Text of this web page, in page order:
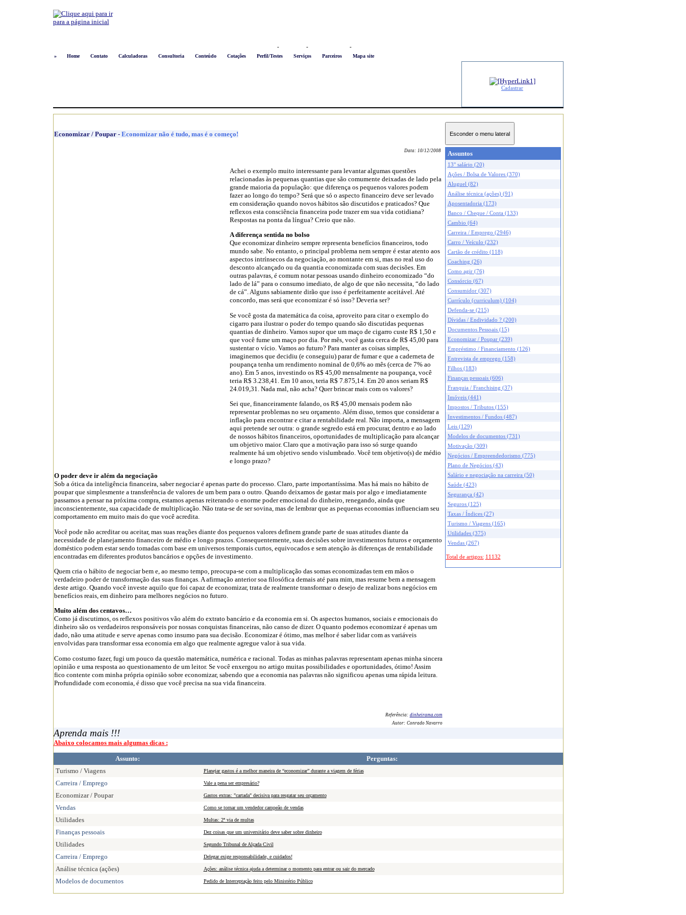
- - -
»
Home Contato Calculadoras Consultoria Conteúdo Cotações Perfil/Testes Serviços Parceiros Mapa site
Cadastrar
Assuntos
13° salário (20)
Ações / Bolsa de Valores (370)
Aluguel (82)
Análise técnica (ações) (91)
Aposentadoria (173)
Banco / Cheque / Conta (133)
Cambio (64)
Carreira / Emprego (2946)
Carro / Veículo (232)
Cartão de crédito (118)
Coaching (26)
Como agir (76)
Consórcio (67)
Consumidor (307)
Currículo (curriculum) (104)
Defenda-se (215)
Dívidas / Endividado ? (200)
Documentos Pessoais (15)
Economizar / Poupar (239)
Empréstimo / Financiamento (126)
Entrevista de emprego (158)
Filhos (183)
Finanças pessoais (606)
Franquia / Franchising (37)
Imóveis (441)
Impostos / Tributos (155)
Investimentos / Fundos (487)
Leis (129)
Modelos de documentos (731)
Motivação (309)
Negócios / Empreendedorismo (775)
Plano de Negócios (43)
Salário e negociação na carreira (50)
Saúde (423)
Segurança (42)
Seguros (125)
Taxas / Índices (27)
Turismo / Viagens (165)
Utilidades (375)
Vendas (267)
Total de artigos: 11132
Economizar / Poupar- Economizar não é tudo, mas é o começo!
Data: 10/12/2008
Achei o exemplo muito interessante para levantar algumas questões
relacionadas às pequenas quantias que são comumente deixadas de lado pela
grande maioria da população: que diferença os pequenos valores podem
fazer ao longo do tempo? Será que só o aspecto financeiro deve ser levado
em consideração quando novos hábitos são discutidos e praticados? Que
reflexos esta consciência financeira pode trazer em sua vida cotidiana?
Respostas na ponta da língua? Creio que não.
A diferença sentida no bolso
Que economizar dinheiro sempre representa benefícios financeiros, todo
mundo sabe. No entanto, o principal problema nem sempre é estar atento aos
aspectos intrínsecos da negociação, ao montante em si, mas no real uso do
desconto alcançado ou da quantia economizada com suas decisões. Em
outras palavras, é comum notar pessoas usando dinheiro economizado “do
lado de lá” para o consumo imediato, de algo de que não necessita, “do lado
de cá”. Alguns sabiamente dirão que isso é perfeitamente aceitável. Até
concordo, mas será que economizar é só isso? Deveria ser?
Se você gosta da matemática da coisa, aproveito para citar o exemplo do
cigarro para ilustrar o poder do tempo quando são discutidas pequenas
quantias de dinheiro. Vamos supor que um maço de cigarro custe R$ 1,50 e
que você fume um maço por dia. Por mês, você gasta cerca de R$ 45,00 para
sustentar o vício. Vamos ao futuro? Para manter as coisas simples,
imaginemos que decidiu (e conseguiu) parar de fumar e que a caderneta de
poupança tenha um rendimento nominal de 0,6% ao mês (cerca de 7% ao
ano). Em 5 anos, investindo os R$ 45,00 mensalmente na poupança, você
teria R$ 3.238,41. Em 10 anos, teria R$ 7.875,14. Em 20 anos seriam R$
24.019,31. Nada mal, não acha? Quer brincar mais com os valores?
Sei que, financeiramente falando, os R$ 45,00 mensais podem não
representar problemas no seu orçamento. Além disso, temos que considerar a
inflação para encontrar e citar a rentabilidade real. Não importa, a mensagem
aqui pretende ser outra: o grande segredo está em procurar, dentro e ao lado
de nossos hábitos financeiros, oportunidades de multiplicação para alcançar
um objetivo maior. Claro que a motivação para isso só surge quando
realmente há um objetivo sendo vislumbrado. Você tem objetivo(s) de médio
e longo prazo?
O poder deve ir além da negociação
Sob a ótica da inteligência financeira, saber negociar é apenas parte do processo. Claro, parte importantíssima. Mas há mais no hábito de
poupar que simplesmente a transferência de valores de um bem para o outro. Quando deixamos de gastar mais por algo e imediatamente
passamos a pensar na próxima compra, estamos apenas reiterando o enorme poder emocional do dinheiro, renegando, ainda que
inconscientemente, sua capacidade de multiplicação. Não trata-se de ser sovina, mas de lembrar que as pequenas economias influenciam seu
comportamento em muito mais do que você acredita.
Você pode não acreditar ou aceitar, mas suas reações diante dos pequenos valores definem grande parte de suas atitudes diante da
necessidade de planejamento financeiro de médio e longo prazos. Consequentemente, suas decisões sobre investimentos futuros e orçamento
doméstico podem estar sendo tomadas com base em universos temporais curtos, equivocados e sem atenção às diferenças de rentabilidade
encontradas em diferentes produtos bancários e opções de investimento.
Quem cria o hábito de negociar bem e, ao mesmo tempo, preocupa-se com a multiplicação das somas economizadas tem em mãos o
verdadeiro poder de transformação das suas finanças. A afirmação anterior soa filosófica demais até para mim, mas resume bem a mensagem
deste artigo. Quando você investe aquilo que foi capaz de economizar, trata de realmente transformar o desejo de realizar bons negócios em
benefícios reais, em dinheiro para melhores negócios no futuro.
Muito além dos centavos…
Como já discutimos, os reflexos positivos vão além do extrato bancário e da economia em si. Os aspectos humanos, sociais e emocionais do
dinheiro são os verdadeiros responsáveis por nossas conquistas financeiras, não canso de dizer. O quanto podemos economizar é apenas um
dado, não uma atitude e serve apenas como insumo para sua decisão. Economizar é ótimo, mas melhor é saber lidar com as variáveis
envolvidas para transformar essa economia em algo que realmente agregue valor à sua vida.
Como costumo fazer, fugi um pouco da questão matemática, numérica e racional. Todas as minhas palavras representam apenas minha sincera
opinião e uma resposta ao questionamento de um leitor. Se você enxergou no artigo muitas possibilidades e oportunidades, ótimo! Assim
fico contente com minha própria opinião sobre economizar, sabendo que a economia nas palavras não significou apenas uma rápida leitura.
Profundidade com economia, é disso que você precisa na sua vida financeira.
Referência: dinheirama.com
Autor: Conrado Navarro
Aprenda mais !!!
Abaixo colocamos mais algumas dicas :
Assunto:
Perguntas:
Turismo / Viagens
Planejar gastos é a melhor maneira de “economizar” durante a viagem de férias
Carreira / Emprego Vale a pena ser empresário?
Economizar / Poupar Gastos extras: "cartada" decisiva para resgatar seu orçamento
Vendas Como se tornar um vendedor campeão de vendas
Utilidades Multas: 2ª via de multas
Finanças pessoais Dez coisas que um universitário deve saber sobre dinheiro
Utilidades Segundo Tribunal de Alçada Civil
Carreira / Emprego Delegar exige responsabilidade, e cuidados!
Análise técnica (ações) Ações: análise técnica ajuda a determinar o momento para entrar ou sair do mercado
Modelos de documentos Pedido de Interceptação feito pelo Ministério Público